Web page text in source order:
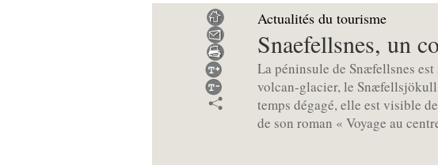
Actualités du tourisme
Snaefellsnes, un
La péninsule de Snæfellsnes
volcan-glacier, le
temps dégagé, elle est visible
de son roman « Voyage au